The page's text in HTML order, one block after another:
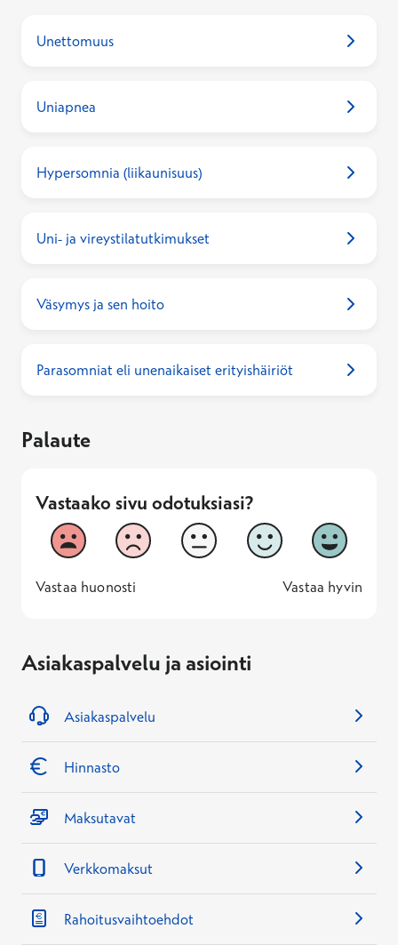
Unettomuus
Uniapnea
Hypersomnia (liikaunisuus)
Uni- ja vireystilatutkimukset
Väsymys ja sen hoito
Parasomniat eli unenaikaiset erityishäiriöt
Palaute
Vastaako sivu odotuksiasi?
Vastaako sivu odotuksiasi?
1
Vastaa huonosti
2 3 4
5
Vastaa
1 -
Vastaa huonosti
— 5 -
Vastaa hyvin
Asiakaspalvelu ja asiointi
Asiakaspalvelu
Hinnasto
Maksutavat
Verkkomaksut
Rahoitusvaihtoehdot